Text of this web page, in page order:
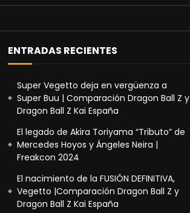
ENTRADAS RECIENTES
Super Vegetto deja en vergüenza a
Super Buu | Comparación Dragon Ball Z y
Dragon Ball Z Kai España
El legado de Akira Toriyama “Tributo” de
Mercedes Hoyos y Ángeles Neira |
Freakcon 2024
El nacimiento de la FUSIÓN DEFINITIVA,
Vegetto |Comparación Dragon Ball Z y
Dragon Ball Z Kai España